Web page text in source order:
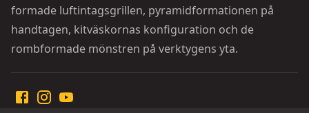
formade luftintagsgrillen, pyramidformationen på
handtagen, kitväskornas konfiguration och de
rombformade mönstren på verktygens yta.